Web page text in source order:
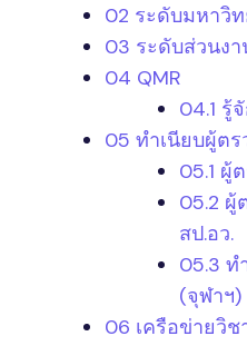
02 ระดับมหาวิ
03 ระดับส่วนง
04 QMR
04.1 รู้
05 ทำเนียบผู้ตร
05.1 ผู้
05.2 ผู้
สป.อว.
05.3 ท
(จุฬาฯ)
06 เครือข่ายวิ